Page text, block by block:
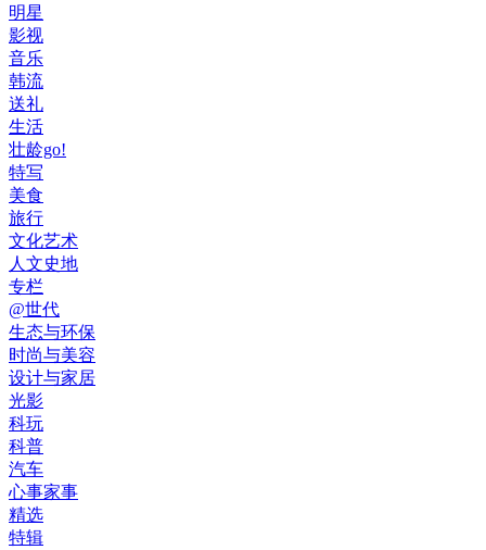
明星
影视
音乐
韩流
送礼
生活
壮龄go!
特写
美食
旅行
文化艺术
人文史地
专栏
@世代
生态与环保
时尚与美容
设计与家居
光影
科玩
科普
汽车
心事家事
精选
特辑